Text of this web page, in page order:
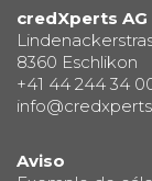
credXperts AG
8360 Eschlikon
+41 44 244 34
Aviso